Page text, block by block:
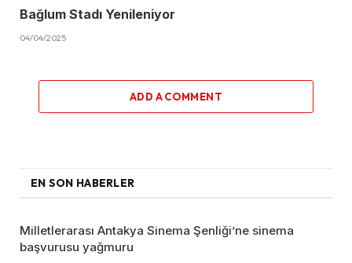
Bağlum Stadı Yenileniyor
04/04/2025
ADD A COMMENT
EN SON HABERLER
Milletlerarası Antakya Sinema Şenliği’ne sinema
başvurusu yağmuru